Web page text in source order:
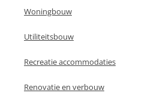
Woningbouw
Utiliteitsbouw
Recreatie accommodaties
Renovatie en verbouw